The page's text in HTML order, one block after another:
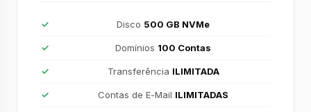
Disco 500 GB NVMe
Domínios 100 Contas
Transferência ILIMITADA
Contas de E-Mail ILIMITADAS